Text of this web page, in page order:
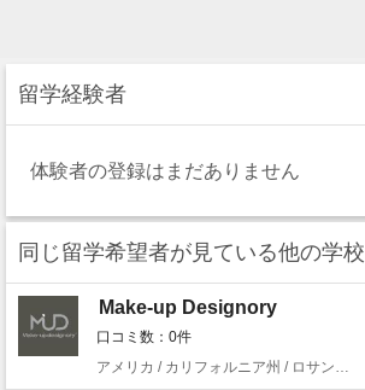
留学経験者
体験者の登録はまだありません
同じ留学希望者が見ている他の学校
Make-up Designory
口コミ数：0件
アメリカ / カリフォルニア州 / ロサンゼルス